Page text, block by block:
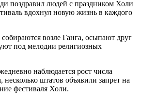
поздравил людей с праздником Холи
вдохнул новую жизнь в каждого
возле Ганга, осыпают друг
под мелодии религиозных
наблюдается рост числа
несколько штатов объявили запрет на
фестиваля Холи.